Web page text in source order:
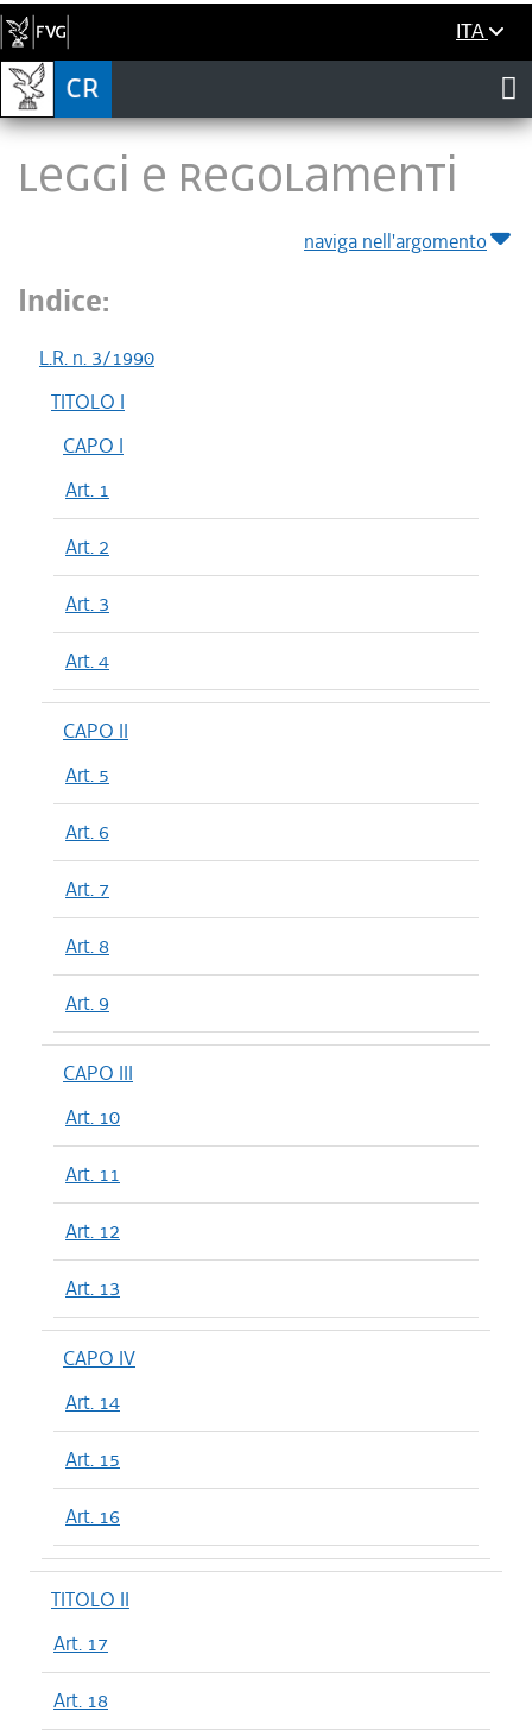
ITA
LEGGI E REGOLAMENTI
naviga nell'argomento
Indice:
L.R. n. 3/1990
TITOLO I
CAPO I
Art. 1
Art. 2
Art. 3
Art. 4
CAPO II
Art. 5
Art. 6
Art. 7
Art. 8
Art. 9
CAPO III
Art. 10
Art. 11
Art. 12
Art. 13
CAPO IV
Art. 14
Art. 15
Art. 16
TITOLO II
Art. 17
Art. 18